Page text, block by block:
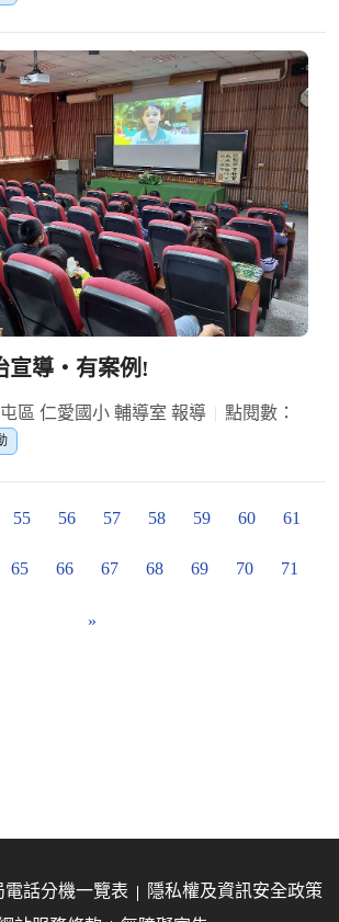
宣導‧有案例!
區 仁愛國小 輔導室 報導
點閱數：
55 56 57 58 59 60 61
65 66 67 68 69 70 71
»
電話分機一覽表
隱私權及資訊安全政策